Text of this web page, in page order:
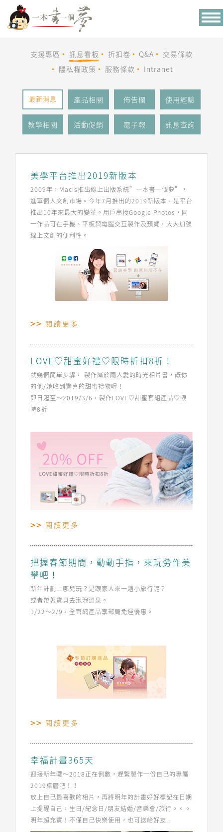
支援專區 訊息看板 折扣卷 Q&A
交易條款
隱私權政策
服務條款 Intranet
最新消息 產品相關 佈告欄 使用經驗
教學相關 活動促銷 電子報 訊息查詢
美學平台推出2019新版本
2009年，Macis推出線上出版系統”一本書一個夢”，
進軍個人文創市場。今年7月推出的2019新版本，是平台
推出10年來最大的變革。用戶串接Google Photos，同
一作品可在手機、平板與電腦交互製作及預覽，大大加強
線上文創的便利性。
閱讀更多
LOVE♡甜蜜好禮♡限時折扣8折！
就幾個簡單步驟， 製作屬於兩人愛的時光相片書，讓你
的他/她收到驚喜的甜蜜禮物喔！
即日起至～2019/3/6，製作LOVE♡甜蜜套組產品♡限
時8折
閱讀更多
把握春節期間，動動手指，來玩勞作美
學吧！
新年計劃上哪兒玩？是跟家人來一趟小旅行呢？
或者帶著寶貝去泡泡溫泉。
1/22～2/9，全官網產品享郵局免運優惠。
閱讀更多
幸福計畫365天
迎接新年囉～2018正在倒數，趕緊製作一份自己的專屬
2019桌曆吧！！
放上自己最喜歡的相片，再將明年的計畫好好標記在日期
上提醒自己，生日/紀念日/朋友結婚/音樂會/旅行。。。
明年超充實！不僅自己快樂使用，也可送給好友...